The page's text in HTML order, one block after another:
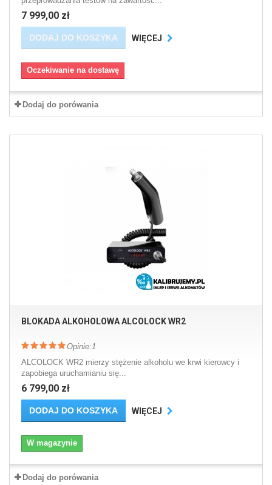
7 999,00 zł
DODAJ DO KOSZYKA WIĘCEJ
Oczekiwanie na dostawę
Dodaj do porówania
BLOKADA ALKOHOLOWA ALCOLOCK WR2
Opinie:1
ALCOLOCK WR2 mierzy stężenie alkoholu we krwi kierowcy i
zapobiega uruchamianiu się...
6 799,00 zł
DODAJ DO KOSZYKA WIĘCEJ
W magazynie
Dodaj do porówania